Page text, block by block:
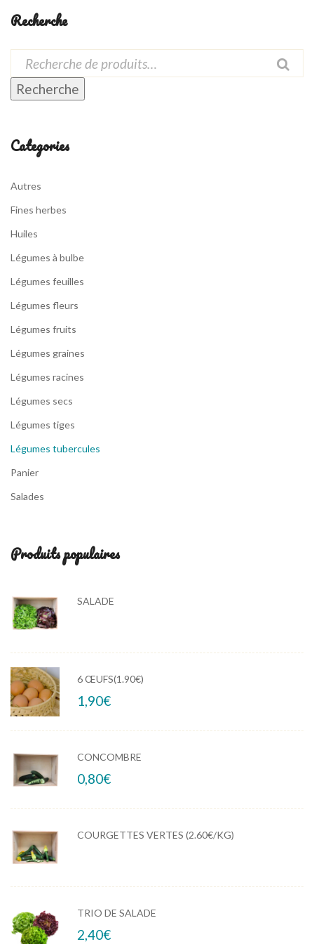
Recherche
Recherche
Categories
Autres
Fines herbes
Huiles
Légumes à bulbe
Légumes feuilles
Légumes fleurs
Légumes fruits
Légumes graines
Légumes racines
Légumes secs
Légumes tiges
Légumes tubercules
Panier
Salades
Produits populaires
SALADE
6 ŒUFS(1.90€)
1,90€
CONCOMBRE
0,80€
COURGETTES VERTES (2.60€/KG)
TRIO DE SALADE
2,40€